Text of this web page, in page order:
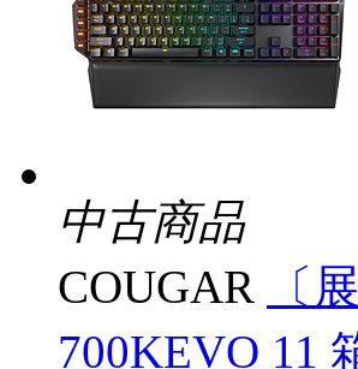
中古商品
COUGAR
〔
700KEVO 11